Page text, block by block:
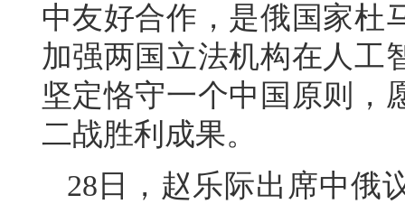
中友好合作，是俄国家杜
加强两国立法机构在人工
坚定恪守一个中国原则，
二战胜利成果。
28日，赵乐际出席中俄